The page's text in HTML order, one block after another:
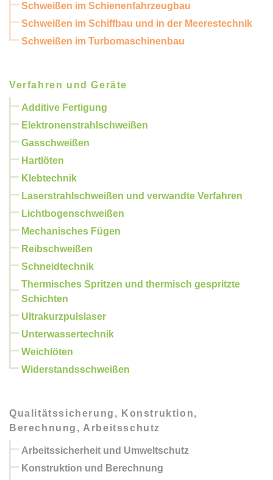
Schweißen im Schienenfahrzeugbau
Schweißen im Schiffbau und in der Meerestechnik
Schweißen im Turbomaschinenbau
Verfahren und Geräte
Additive Fertigung
Elektronenstrahlschweißen
Gasschweißen
Hartlöten
Klebtechnik
Laserstrahlschweißen und verwandte Verfahren
Lichtbogenschweißen
Mechanisches Fügen
Reibschweißen
Schneidtechnik
Thermisches Spritzen und thermisch gespritzte
Schichten
Ultrakurzpulslaser
Unterwassertechnik
Weichlöten
Widerstandsschweißen
Qualitätssicherung, Konstruktion,
Berechnung, Arbeitsschutz
Arbeitssicherheit und Umweltschutz
Konstruktion und Berechnung